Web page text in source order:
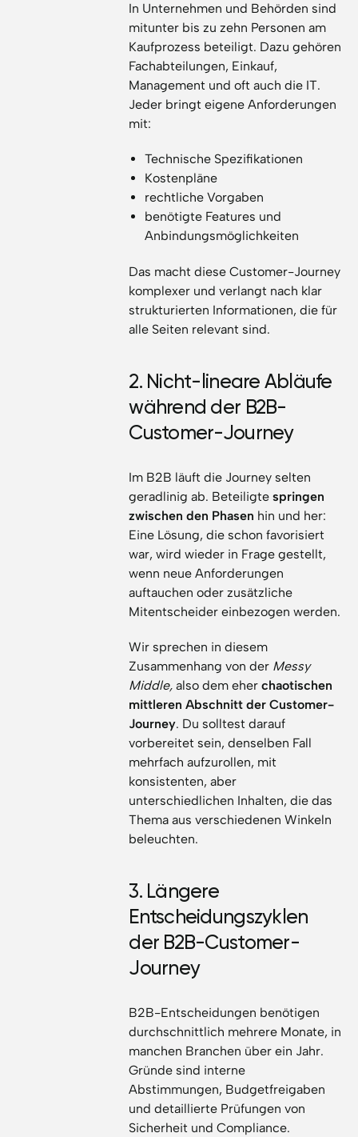
In Unternehmen und Behörden sind
mitunter bis zu zehn Personen am
Kaufprozess beteiligt. Dazu gehören
Fachabteilungen, Einkauf,
Management und oft auch die IT.
Jeder bringt eigene Anforderungen
mit:
Technische Spezifikationen
Kostenpläne
rechtliche Vorgaben
benötigte Features und
Anbindungsmöglichkeiten
Das macht diese Customer-Journey
komplexer und verlangt nach klar
strukturierten Informationen, die für
alle Seiten relevant sind.
2. Nicht-lineare Abläufe
während der B2B-
Customer-Journey
Im B2B läuft die Journey selten
geradlinig ab. Beteiligtespringen
zwischen den Phasen hin und her:
Eine Lösung, die schon favorisiert
war, wird wieder in Frage gestellt,
wenn neue Anforderungen
auftauchen oder zusätzliche
Mitentscheider einbezogen werden.
Wir sprechen in diesem
Zusammenhang von der Messy
Middle, also dem eherchaotischen
mittleren Abschnitt der Customer-
Journey. Du solltest darauf
vorbereitet sein, denselben Fall
mehrfach aufzurollen, mit
konsistenten, aber
unterschiedlichen Inhalten, die das
Thema aus verschiedenen Winkeln
beleuchten.
3. Längere
Entscheidungszyklen
der B2B-Customer-
Journey
B2B-Entscheidungen benötigen
durchschnittlich mehrere Monate, in
manchen Branchen über ein Jahr.
Gründe sind interne
Abstimmungen, Budgetfreigaben
und detaillierte Prüfungen von
Sicherheit und Compliance.